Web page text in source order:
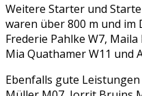
Weitere Starter und
waren über 800 m und
Frederie Pahlke W7,
Mia Quathamer W11 und
Ebenfalls gute